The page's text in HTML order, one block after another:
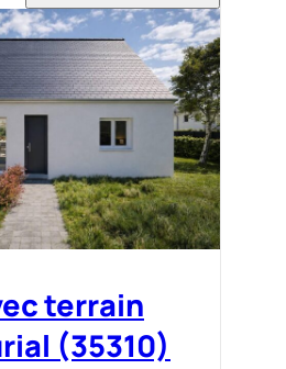
terrain
(35310)